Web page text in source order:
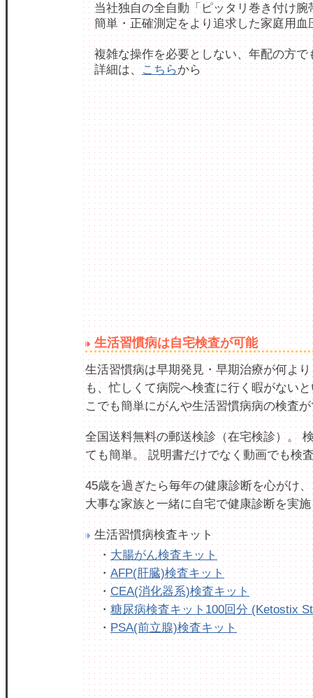
当社独自の全自動「ピッタリ巻き付け
簡単・正確測定をより追求した家庭用血
複雑な操作を必要としない、年配の方
詳細は、 こちらから
生活習慣病は自宅検査が可能
生活習慣病は早期発見・早期治療が何よ
も、忙しくて病院へ検査に行く暇がない
こでも簡単にがんや生活習慣病病の検査
全国送料無料の郵送検診（在宅検診）。
ても簡単。 説明書だけでなく動画でも検
45歳を過ぎたら毎年の健康診断を心がけ、
大事な家族と一緒に自宅で健康診断を実
生活習慣病検査キット
・ 大腸がん検査キット
・ AFP(肝臓)検査キット
・ CEA(消化器系)検査キット
・ 糖尿病検査キット100回分 (Ketostix
・ PSA(前立腺)検査キット